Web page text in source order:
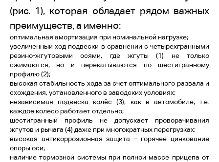
(рис. 1), которая обладает рядом важных
преимуществ, а именно:
оптимальная амортизация при номинальной нагрузке;
увеличенный ход подвески в сравнении с четырёхгранными
резино-жгутовыми осями, где жгуты (1) не только
сжимаются, но и перекатываются по шестигранному
профилю (2);
высокая стабильность хода за счёт оптимального развала и
схождения, установленного в заводских условиях;
независимая подвеска колёс (3), как в автомобиле, т.е.
каждое колесо работает отдельно;
шестигранный профиль не допускает проворачивания
жгутов и рычага (4) даже при многократных перегрузках;
высокая антикоррозионная защита – горячее цинкование
опоры оси;
наличие тормозной системы при полной массе прицепа от